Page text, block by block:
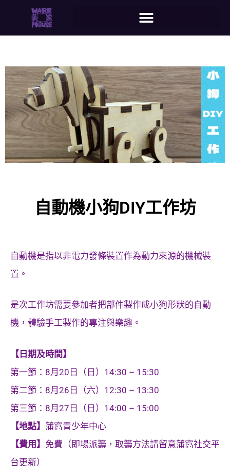
自動機小狗DIY工作坊
自動機是指以非電力發條裝置作為動力來源的機械裝
置。
是次工作坊需要參加者把部件製作成小狗形狀的自動
機，體驗手工製作的專注與樂趣。
【日期及時間】
第一節：8月20日（日）14:30 – 15:30
第二節：8月26日（六）12:30 – 13:30
第三節：8月27日（日）14:00 – 15:00
【地點】 蒲窩青少年中心
【費用】 免費（即場派籌，取籌方法請留意蒲窩社交平
台更新）